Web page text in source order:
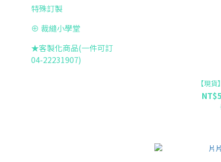
特殊訂製
⊕ 裁縫小學堂
★客製化商品(一件可訂
04-22231907)
【現